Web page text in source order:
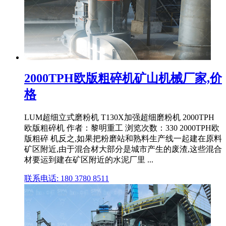
2000TPH欧版粗碎机矿山机械厂家,价
格
LUM超细立式磨粉机 T130X加强超细磨粉机 2000TPH
欧版粗碎机 作者：黎明重工 浏览次数：330 2000TPH欧
版粗碎 机反之,如果把粉磨站和熟料生产线一起建在原料
矿区附近,由于混合材大部分是城市产生的废渣,这些混合
材要运到建在矿区附近的水泥厂里 ...
联系电话: 180 3780 8511